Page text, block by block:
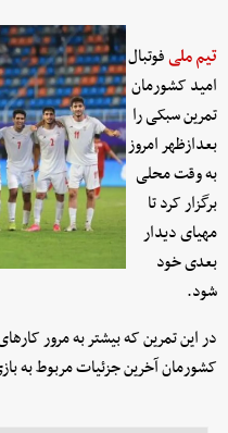
تیم ملیفوتبال
امید کشورمان
تمرین سبکی را
بعدازظهر امروز
به وقت محلی
برگزار کرد تا
مهیای دیدار
بعدی خود
شود.
در این تمرین که بیشتر به مرور
کشورمان آخرین جزئیات مربوط به